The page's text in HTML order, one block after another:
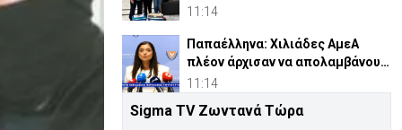
μεταμοσχεύσεις νεφρού
11:14
Παπαέλληνα: Χιλιάδες ΑμεΑ
πλέον άρχισαν να απολαμβάνουν
αυξημένα επιδόματα
11:14
Ισραήλ: Νέα πλήγματα στον
Sigma TV Ζωντανά Τώρα